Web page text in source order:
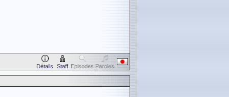
Détails Staff Episodes Paroles